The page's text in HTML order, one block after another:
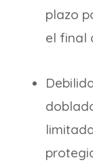
plazo
el final